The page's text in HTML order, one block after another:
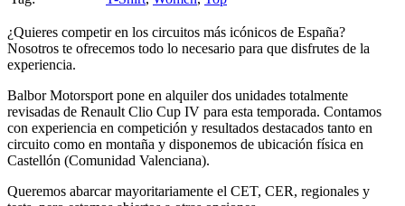
¿Quieres competir en los circuitos más icónicos de España?
Nosotros te ofrecemos todo lo necesario para que disfrutes de la
experiencia.
Balbor Motorsport pone en alquiler dos unidades totalmente
revisadas de Renault Clio Cup IV para esta temporada. Contamos
con experiencia en competición y resultados destacados tanto en
circuito como en montaña y disponemos de ubicación física en
Castellón (Comunidad Valenciana).
Queremos abarcar mayoritariamente el CET, CER, regionales y
tests, pero estamos abiertos a otras opciones.